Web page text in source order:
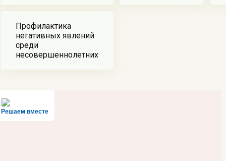
Профилактика
негативных явлений
среди
несовершеннолетних
Решаем вместе